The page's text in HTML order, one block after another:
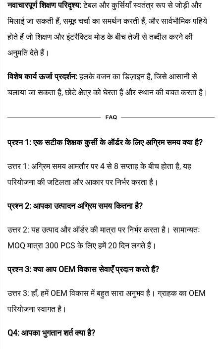
नवाचारपूर्ण शिक्षण परिदृश्य:टेबल और कुर्सियाँ स्वतंत्र रूप से जोड़ी और
मिलाई जा सकती हैं, समूह चर्चा का समर्थन करती हैं, और सार्वभौमिक पहिये
होते हैं जो शिक्षण और इंटरैक्टिव मोड के बीच तेजी से तब्दील करने की
अनुमति देते हैं।
विशेष कार्य ऊर्जा प्रदर्शन:हलके वजन का डिज़ाइन है, जिसे आसानी से
चलाया जा सकता है, छोटे क्षेत्र को घेरता है और स्थान की बचत करता है।
प्रश्न 1: एक सटीक शिक्षक कुर्सी के ऑर्डर के लिए अग्रिम समय क्या है?
उत्तर 1: अग्रिम समय आमतौर पर 4 से 8 सप्ताह के बीच होता है, यह
परियोजना की जटिलता और आकार पर निर्भर करता है।
प्रश्न 2: आपका उत्पादन अग्रिम समय कितना है?
उत्तर 2: यह उत्पाद और ऑर्डर की मात्रा पर निर्भर करता है। सामान्यतः
MOQ मात्रा 300 PCS के लिए हमें 20 दिन लगते हैं।
प्रश्न 3: क्या आप OEM विकास सेवाएँ प्रदान करते हैं?
उत्तर 3: हाँ, हमें OEM विकास में बहुत सारा अनुभव है। ग्राहक का OEM
परियोजना स्वागत है।
Q4: आपका भुगतान शर्त क्या है?